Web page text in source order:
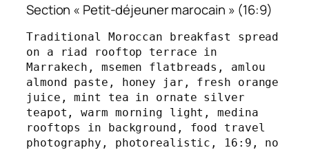
Section « Petit-déjeuner marocain » (16:9)
Traditional Moroccan breakfast spread
on a riad rooftop terrace in
Marrakech, msemen flatbreads, amlou
almond paste, honey jar, fresh orange
juice, mint tea in ornate silver
teapot, warm morning light, medina
rooftops in background, food travel
photography, photorealistic, 16:9, no